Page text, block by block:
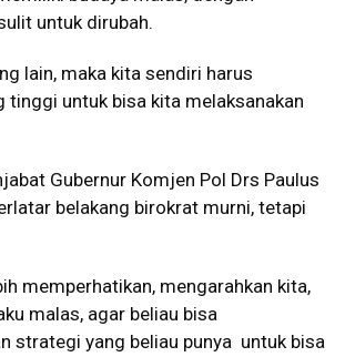
untuk dirubah.
lain, maka kita sendiri harus
tinggi untuk bisa kita melaksanakan
Gubernur Komjen Pol Drs Paulus
belakang birokrat murni, tetapi
memperhatikan, mengarahkan kita,
malas, agar beliau bisa
strategi yang beliau punya untuk bisa